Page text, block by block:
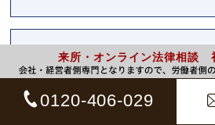
解決事例
経営者の方
来所・オンライン法律相談
0120-406-029